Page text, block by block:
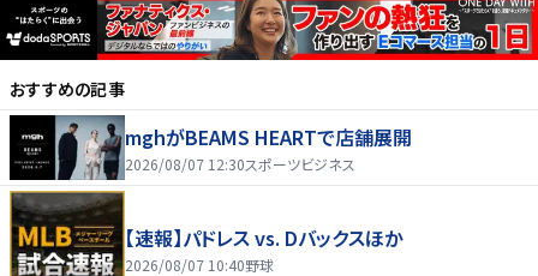
おすすめの記事
mghがBEAMS HEARTで店舗展開
2026/08/07 12:30スポーツビジネス
【速報】パドレス vs. Dバックスほか
2026/08/07 10:40野球